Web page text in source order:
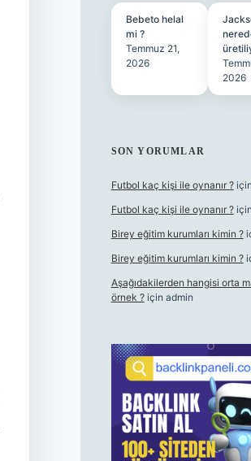
Bebeto helal
mi ?
Temmuz 21,
2026
2026
SON YORUMLAR
Futbol kaç kişi ile oynanır ?için
Futbol kaç kişi ile oynanır ?için
Birey eğitim kurumları kimin ?
Birey eğitim kurumları kimin ?
Aşağıdakilerden hangisi orta
örnek ?için admin